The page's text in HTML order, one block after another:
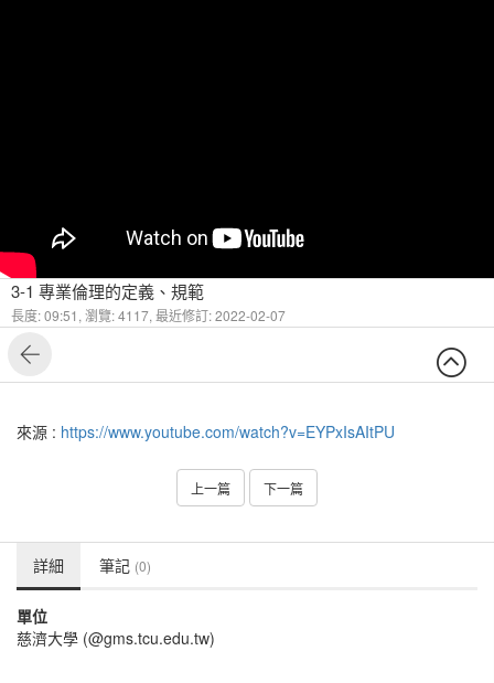
3-1 專業倫理的定義、規範
長度: 09:51, 瀏覽: 4117, 最近修訂: 2022-02-07
來源 : https://www.youtube.com/watch?v=EYPxIsAItPU
上一篇 下一篇
詳細 筆記 (0)
單位
慈濟大學 (@gms.tcu.edu.tw)